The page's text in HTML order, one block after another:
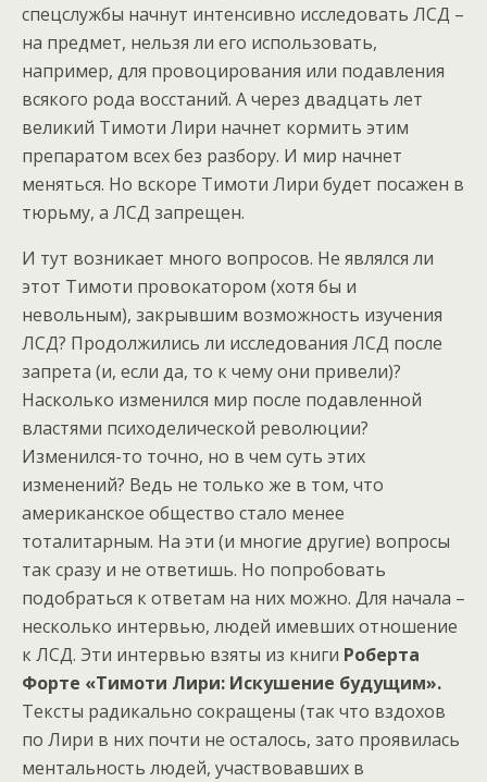
спецслужбы начнут интенсивно исследовать ЛСД –
на предмет, нельзя ли его использовать,
например, для провоцирования или подавления
всякого рода восстаний. А через двадцать лет
великий Тимоти Лири начнет кормить этим
препаратом всех без разбору. И мир начнет
меняться. Но вскоре Тимоти Лири будет посажен в
тюрьму, а ЛСД запрещен.
И тут возникает много вопросов. Не являлся ли
этот Тимоти провокатором (хотя бы и
невольным), закрывшим возможность изучения
ЛСД? Продолжились ли исследования ЛСД после
запрета (и, если да, то к чему они привели)?
Насколько изменился мир после подавленной
властями психоделической революции?
Изменился-то точно, но в чем суть этих
изменений? Ведь не только же в том, что
американское общество стало менее
тоталитарным. На эти (и многие другие) вопросы
так сразу и не ответишь. Но попробовать
подобраться к ответам на них можно. Для начала –
несколько интервью, людей имевших отношение
к ЛСД. Эти интервью взяты из книги Роберта
Форте «Тимоти Лири: Искушение будущим».
Тексты радикально сокращены (так что вздохов
по Лири в них почти не осталось, зато проявилась
ментальность людей, участвовавших в